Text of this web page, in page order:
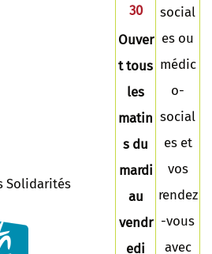
Solidarités
30
Ouver
t tous
les
matin
s du
mardi
au
vendr
edi
social
es ou
médic
o-
social
es et
vos
rendez
-vous
avec